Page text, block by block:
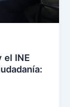
el INE